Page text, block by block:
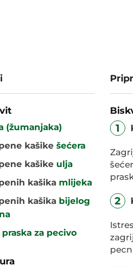
(žumanjaka)
kašike šećera
kašike ulja
kašika mlijeka
kašika bijelog
praska za pecivo
1
2